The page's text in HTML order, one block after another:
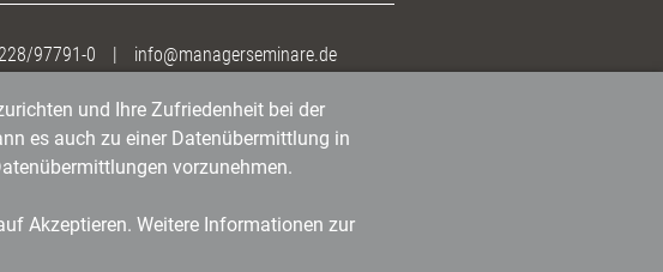
97791-0 | info@managerseminare.de
und Ihre Zufriedenheit bei der
es auch zu einer Datenübermittlung in
vorzunehmen.
Akzeptieren. Weitere Informationen zur